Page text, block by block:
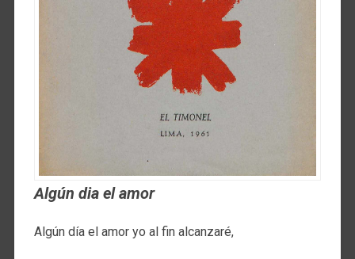
Algún dia el amor
Algún día el amor yo al fin alcanzaré,